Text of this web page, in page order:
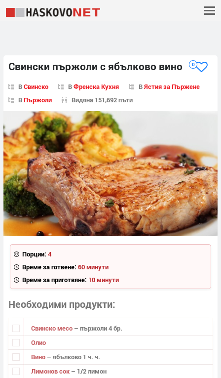
Свински пържоли с ябълково вино 0
ВСвинско ВФренска Кухня ВЯстия за Пържене
ВПържоли Видяна 151,692 пъти
Порции: 4
Време за готвене: 60 минути
Време за приготвяне: 10 минути
Необходими продукти
Свинско месо – пържоли 4 бр.
Олио
Вино – ябълково 1 ч. ч.
Лимонов сок – 1/2 лимон